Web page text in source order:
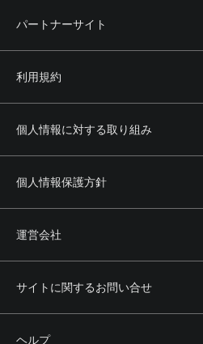
パートナーサイト
利用規約
個人情報に対する取り組み
個人情報保護方針
運営会社
サイトに関するお問い合せ
ヘルプ